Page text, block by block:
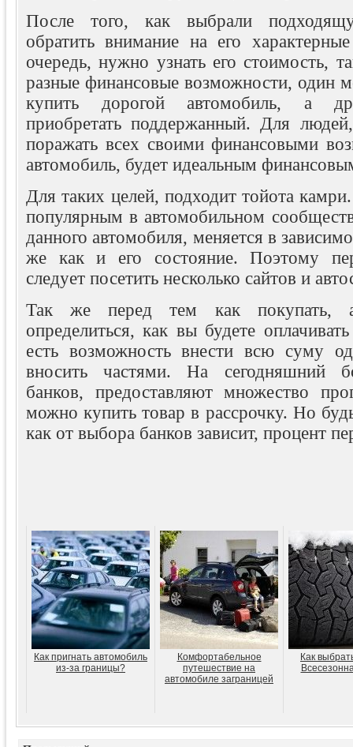
После того, как выбрали
обратить внимание на его
очередь, нужно узнать его стоимость,
разные финансовые возможности, один
купить дорогой автомобиль, а
приобретать поддержанный. Для
поражать всех своими финансовыми
автомобиль, будет идеальным
Для таких целей, подходит тойота
популярным в автомобильном
данного автомобиля, меняется в
же как и его состояние. Поэтому
следует посетить несколько сайтов и
Так же перед тем как покупать,
определиться, как вы будете
есть возможность внести всю суму
вносить частями. На сегодняшний
банков, предоставляют множество
можно купить товар в рассрочку. Но
как от выбора банков зависит, процент
Как пригнать автомобиль
из-за границы?
Комфортабельное
путешествие на
автомобиле заграницей
Как